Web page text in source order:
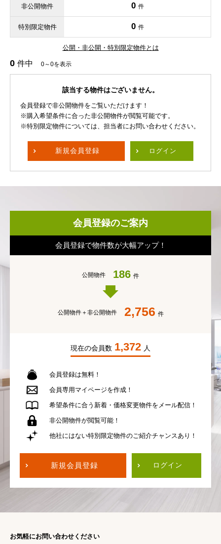
非公開物件 0 件
特別限定物件 0 件
公開・非公開・特別限定物件とは
0 件中 0～0を表示
該当する物件はございません。
会員登録で非公開物件をご覧いただけます！
※購入希望条件に合った非公開物件が閲覧可能です。
※特別限定物件については、担当者にお問い合わせください。
新規会員登録 ログイン
会員登録のご案内
会員登録で物件数が大幅アップ！
公開物件 186 件
公開物件＋非公開物件 2,756 件
現在の会員数 1,372 人
会員登録は無料！
会員専用 マイページを作成！
希望条件に合う 新着・価格変更物件を メール配信！
非公開物件が閲覧可能！
他社にはない特別限定物件のご紹介チャンスあり！
新規会員登録 ログイン
お気軽にお問い合わせください